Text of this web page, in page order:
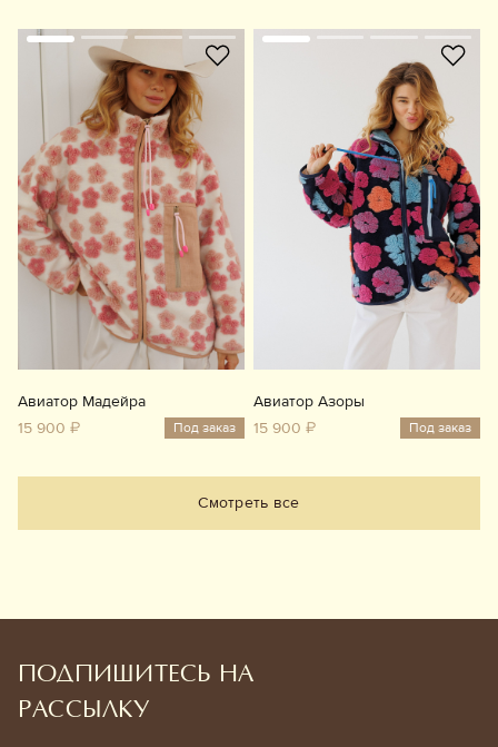
Авиатор Мадейра
15 900 ₽
Под заказ
Авиатор Азоры
15 900 ₽
Под заказ
Смотреть все
ПОДПИШИТЕСЬ НА
РАССЫЛКУ